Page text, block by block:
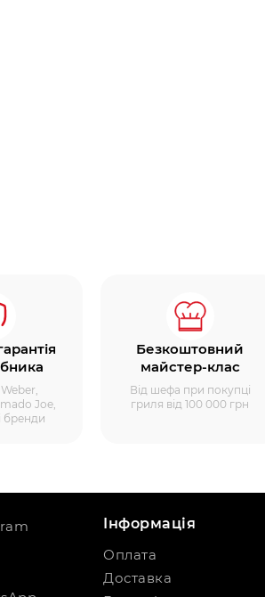
Joe,
бренди
Безкоштовний
майстер-клас
Від шефа при покупці
гриля від 100 000 грн
Інформація
Оплата
Доставка